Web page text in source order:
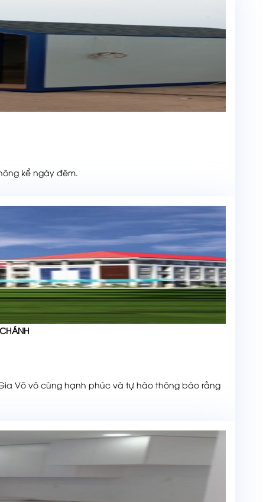
kể ngày đêm.
Gia Võ vô cùng hạnh phúc và tự hào thông báo rằng